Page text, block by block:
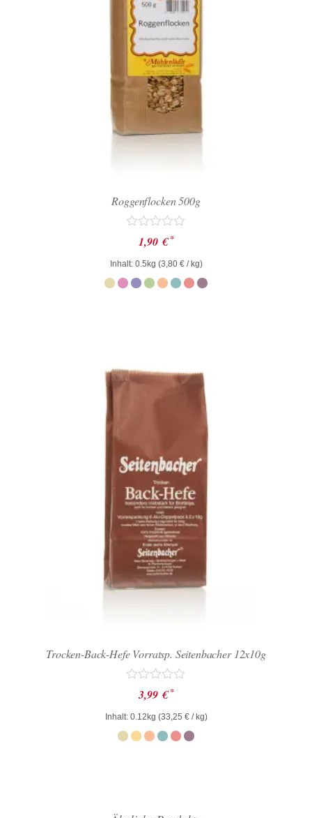
Roggenflocken 500g
Bewertet
mit
0
von
5
1,90 € *
Inhalt: 0.5kg (3,80 €/ kg)
Trocken-Back-Hefe Vorratsp. Seitenbacher 12x10g
Bewertet
mit
0
von
5
3,99 € *
Inhalt: 0.12kg (33,25 €/ kg)